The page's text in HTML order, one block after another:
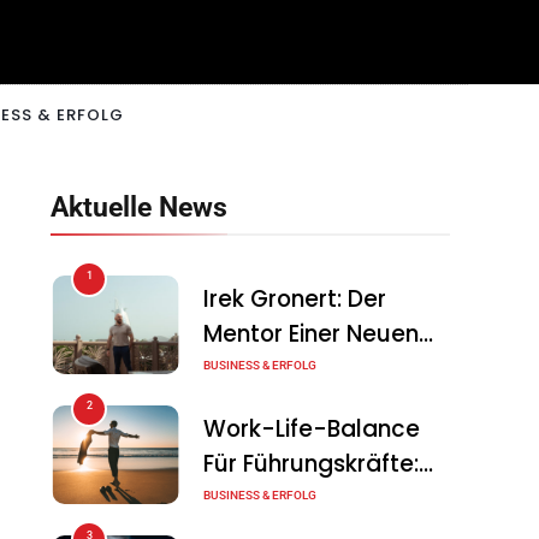
& ERFOLG
Aktuelle News
1
Irek Gronert: Der
Mentor Einer Neuen
Generation Von
BUSINESS & ERFOLG
2
Work-Life-Balance
Für Führungskräfte:
Illusion Oder Echte
BUSINESS & ERFOLG
3